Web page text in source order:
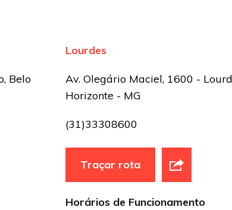
Belo
Lourdes
Av. Olegário Maciel, 1600 -
Horizonte - MG
(31)33308600
Traçar rota
Horários de Funcionamento